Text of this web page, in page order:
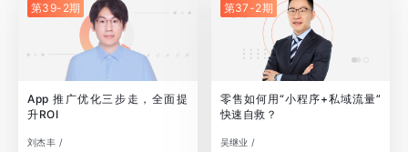
第39-2期
App 推广优化三步走，全面提
升ROI
刘杰丰 /
第37-2期
零售如何用“小程序+私域流量”
快速自救？
吴继业 /